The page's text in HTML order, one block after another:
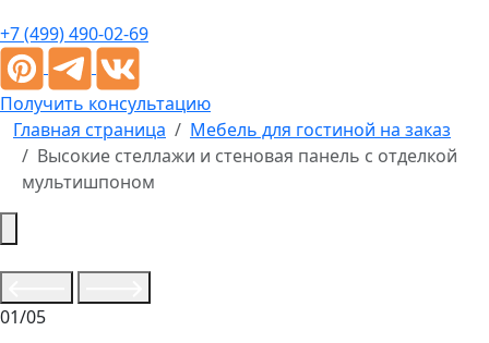
+7 (499) 490-02-69
Получить консультацию
Главная страница
Мебель для гостиной на заказ
Высокие стеллажи и стеновая панель с отделкой
мультишпоном
01/05